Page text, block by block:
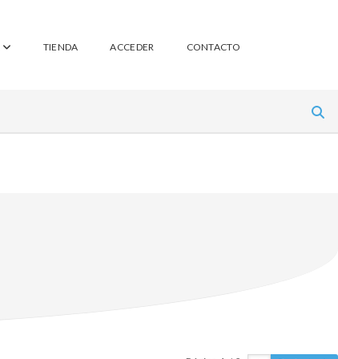
TIENDA ACCEDER CONTACTO